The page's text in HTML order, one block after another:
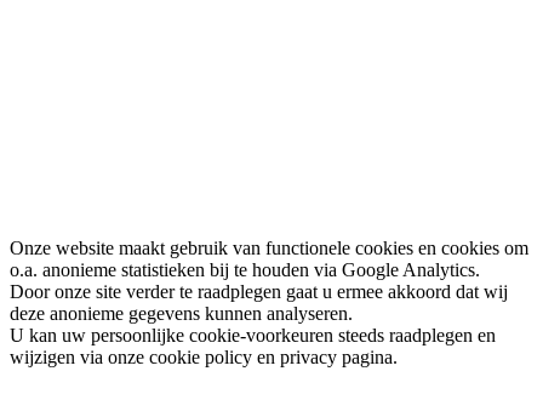
Onze website maakt gebruik van functionele cookies en cookies om
o.a. anonieme statistieken bij te houden via Google Analytics.
Door onze site verder te raadplegen gaat u ermee akkoord dat wij
deze anonieme gegevens kunnen analyseren.
U kan uw persoonlijke cookie-voorkeuren steeds raadplegen en
wijzigen via onze cookie policy en privacy pagina.